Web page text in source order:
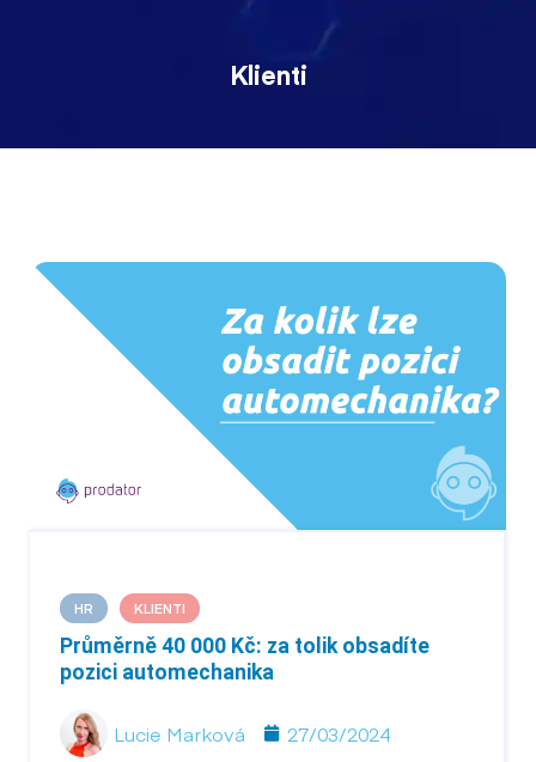
Klienti
HR KLIENTI
Průměrně 40 000 Kč: za tolik obsadíte
pozici automechanika
Lucie Marková 27/03/2024